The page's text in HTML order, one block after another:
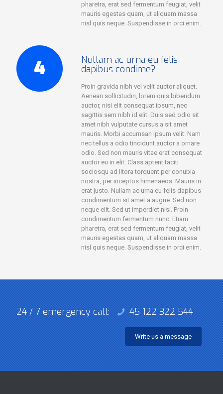
pharetra, erat sed fermentum feugiat, velit
mauris egestas quam, ut aliquam massa
nisl quis neque. Suspendisse in orci enim.
Nullam ac urna eu felis
dapibus condime?
Proin gravida nibh vel velit auctor aliquet.
Aenean sollicitudin, lorem quis bibendum
auctor, nisi elit consequat ipsum, nec
sagittis sem nibh id elit. Duis sed odio sit
amet nibh vulputate cursus a sit amet
mauris. Morbi accumsan ipsum velit. Nam
nec tellus a odio tincidunt auctor a ornare
odio. Sed non mauris vitae erat consequat
auctor eu in elit. Class aptent taciti
sociosqu ad litora torquent per conubia
nostra, per inceptos himenaeos. Mauris in
erat justo. Nullam ac urna eu felis dapibus
condimentum sit amet a augue. Sed non
neque elit. Sed ut imperdiet nisi. Proin
condimentum fermentum nunc. Etiam
pharetra, erat sed fermentum feugiat, velit
mauris egestas quam, ut aliquam massa
nisl quis neque. Suspendisse in orci enim.
24 / 7 emergency call: 45 122 322 544
Write us a message